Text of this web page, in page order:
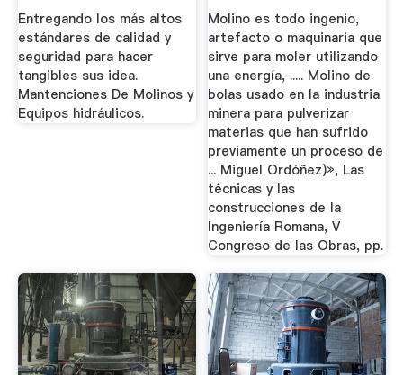
Entregando los más altos
estándares de calidad y
seguridad para hacer
tangibles sus idea.
Mantenciones De Molinos y
Equipos hidráulicos.
Molino es todo ingenio,
artefacto o maquinaria que
sirve para moler utilizando
una energía, ..... Molino de
bolas usado en la industria
minera para pulverizar
materias que han sufrido
previamente un proceso de
... Miguel Ordóñez)», Las
técnicas y las
construcciones de la
Ingeniería Romana, V
Congreso de las Obras, pp.